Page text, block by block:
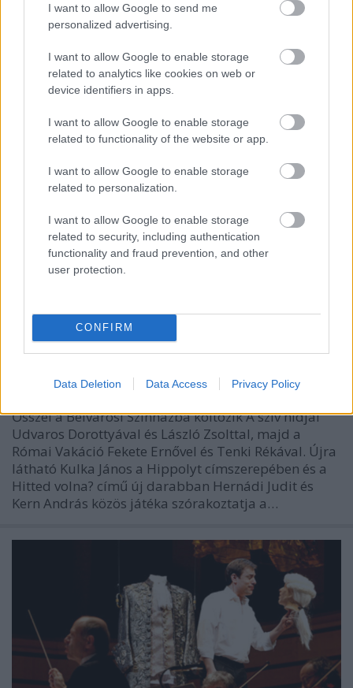
I want to allow Google to send me
personalized advertising.
I want to allow Google to enable storage
related to analytics like cookies on web or
device identifiers in apps.
I want to allow Google to enable storage
related to functionality of the website or app.
I want to allow Google to enable storage
related to personalization.
I want to allow Google to enable storage
related to security, including authentication
functionality and fraud prevention, and other
user protection.
CONFIRM
Data Deletion Data Access Privacy Policy
Thália Színházban; a Vidéki Színházak Fesztiválján
tizenegy teátrum mutatja be egy-egy előadását a
Ősszel újra a Belvárosi Színházba
költözik az Orlai Produkció
2013. augusztus 23.
Ősszel a Belvárosi Színházba költözik A szív hídjai
Udvaros Dorottyával és László Zsolttal, majd a
Római Vakáció Fekete Ernővel és Tenki Rékával. Újra
látható Kulka János a Hippolyt címszerepében és a
Hitted volna? című új darabban Hernádi Judit és
Kern András közös játéka szórakoztatja a…